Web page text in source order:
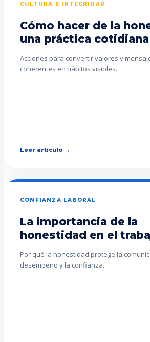
CULTURA E INTEGRIDAD
Cómo hacer de la
una práctica cotidiana
Acciones para convertir valores y
coherentes en hábitos visibles.
Leer artículo →
CONFIANZA LABORAL
La importancia de la
honestidad en el
Por qué la honestidad protege la
desempeño y la confianza.